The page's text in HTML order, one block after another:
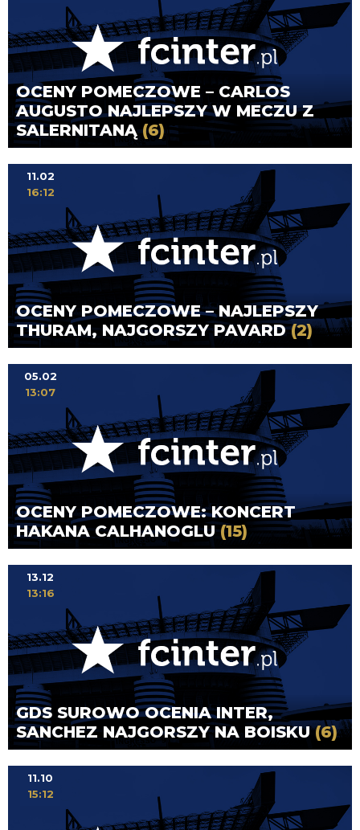
OCENY POMECZOWE – CARLOS
AUGUSTO NAJLEPSZY W MECZU Z
SALERNITANĄ (6)
OCENY POMECZOWE – NAJLEPSZY
THURAM, NAJGORSZY PAVARD(2)
11.02
16:12
OCENY POMECZOWE: KONCERT
HAKANA CALHANOGLU(15)
05.02
13:07
GDS SUROWO OCENIA INTER,
SANCHEZ NAJGORSZY NA BOISKU(6)
13.12
13:16
11.10
15:12